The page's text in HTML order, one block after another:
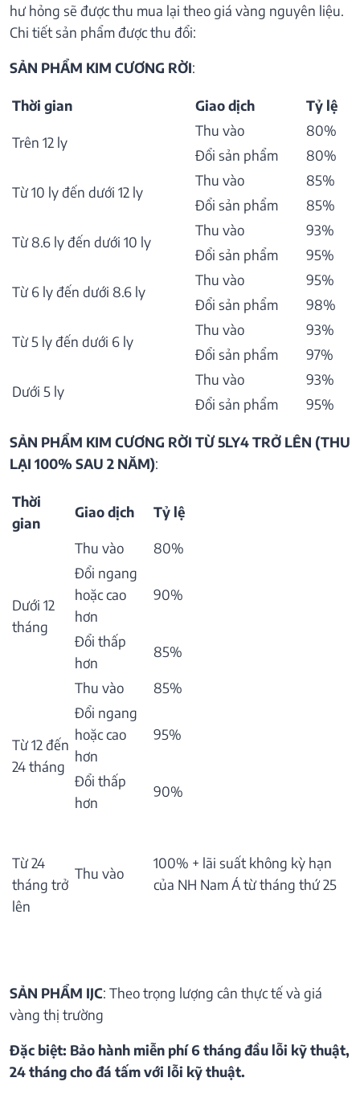
hư hỏng sẽ được thu mua lại theo giá vàng nguyên liệu.
Chi tiết sản phẩm được thu đổi:
SẢN PHẨM KIM CƯƠNG RỜI:
Thời gian Giao dịch Tỷ lệ
Trên 12 ly
Thu vào
80%
Đổi sản phẩm
80%
Từ 10 ly đến dưới 12 ly
Thu vào
85%
Đổi sản phẩm
85%
Từ 8.6 ly đến dưới 10 ly
Thu vào
93%
Đổi sản phẩm
95%
Từ 6 ly đến dưới 8.6 ly
Thu vào
95%
Đổi sản phẩm
98%
Từ 5 ly đến dưới 6 ly
Thu vào
93%
Đổi sản phẩm
97%
Dưới 5 ly
Thu vào
93%
Đổi sản phẩm
95%
SẢN PHẨM KIM CƯƠNG RỜI TỪ 5LY4 TRỞ LÊN (THU
LẠI 100% SAU 2 NĂM):
Thời
gian
Giao dịch Tỷ lệ
Dưới 12
tháng
Thu vào
80%
Đổi ngang
hoặc cao
hơn
90%
Đổi thấp
hơn
85%
Từ 12 đến
24 tháng
Thu vào
85%
Đổi ngang
hoặc cao
hơn
95%
Đổi thấp
hơn
90%
Từ 24
tháng trở
lên
Thu vào
100% + lãi suất không kỳ hạn
của NH Nam Á từ tháng thứ 25
SẢN PHẨM IJC: Theo trọng lượng cân thực tế và giá
vàng thị trường
Đặc biệt: Bảo hành miễn phí 6 tháng đầu lỗi kỹ thuật,
24 tháng cho đá tấm với lỗi kỹ thuật.